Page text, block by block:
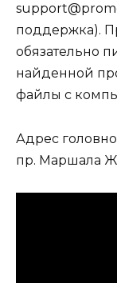
поддержка).
обязательно
найденной
файлы с
Адрес
пр. Маршала